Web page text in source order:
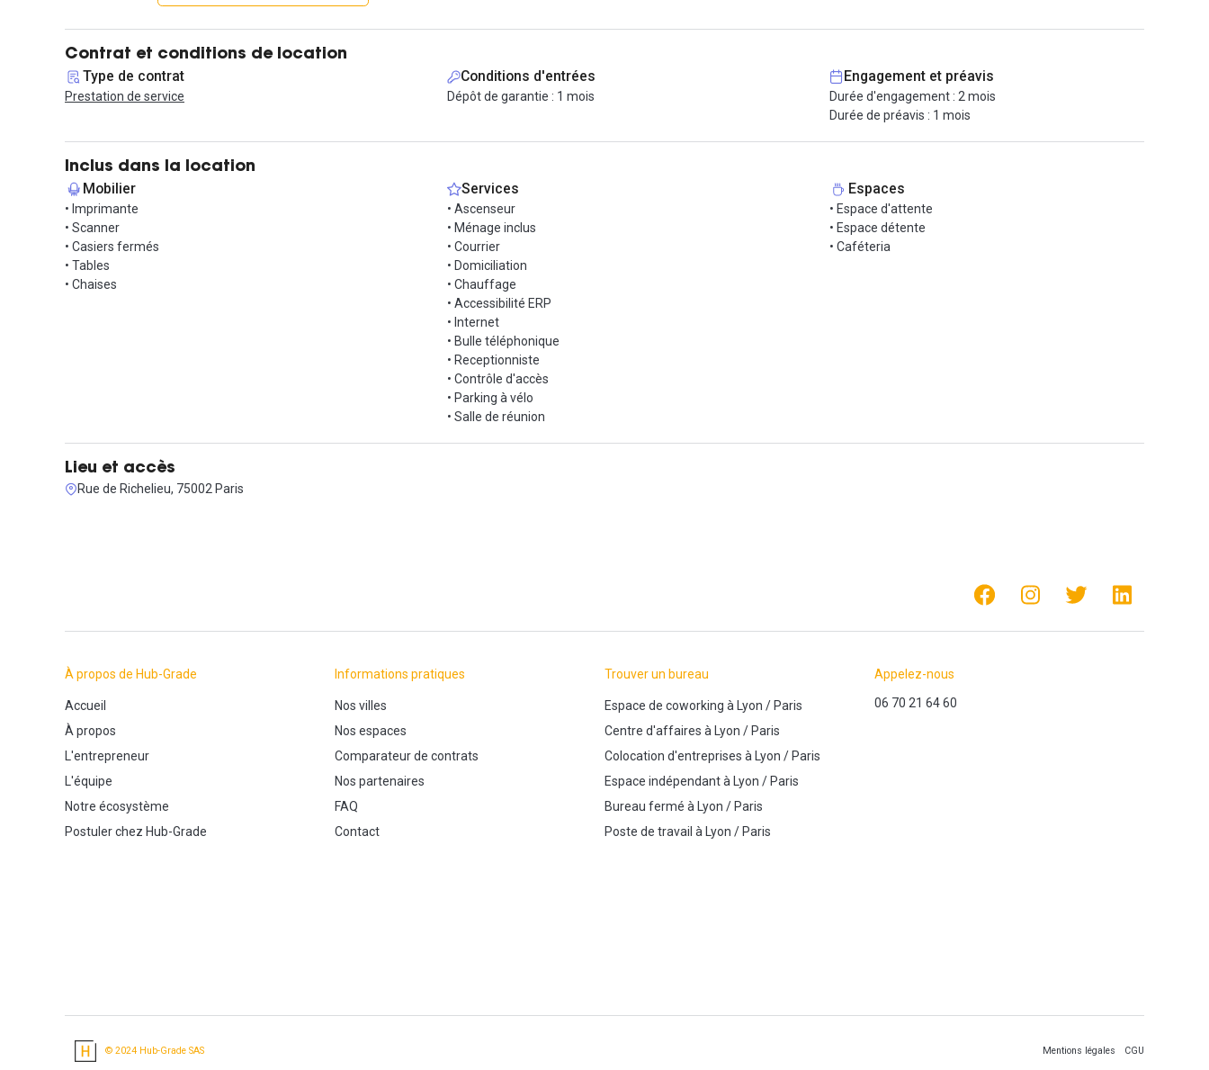
Contrat et conditions de location
Type de contrat
Prestation de service
Conditions d'entrées
Dépôt de garantie : 1 mois
Engagement et préavis
Durée d'engagement : 2 mois
Durée de préavis : 1 mois
Inclus dans la location
Mobilier
• Imprimante
• Scanner
• Casiers fermés
• Tables
• Chaises
Services
• Ascenseur
• Ménage inclus
• Courrier
• Domiciliation
• Chauffage
• Accessibilité ERP
• Internet
• Bulle téléphonique
• Receptionniste
• Contrôle d'accès
• Parking à vélo
• Salle de réunion
Espaces
• Espace d'attente
• Espace détente
• Caféteria
Lieu et accès
Rue de Richelieu, 75002 Paris
À propos de Hub-Grade
Accueil
À propos
L'entrepreneur
L'équipe
Notre écosystème
Postuler chez Hub-Grade
Informations pratiques
Nos villes
Nos espaces
Comparateur de contrats
Nos partenaires
FAQ
Contact
Trouver un bureau
Espace de coworking à Lyon / Paris
Centre d'affaires à Lyon / Paris
Colocation d'entreprises à Lyon / Paris
Espace indépendantà Lyon / Paris
Bureau fermé à Lyon / Paris
Poste de travail à Lyon / Paris
Appelez-nous
06 70 21 64 60
© 2024 Hub-Grade SAS Mentions légales CGU